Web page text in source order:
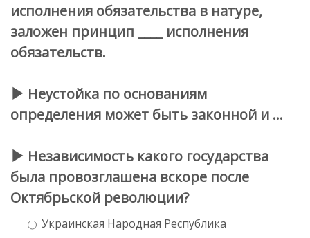
исполнения обязательства в натуре,
заложен принцип ____ исполнения
обязательств.
Неустойка по основаниям
определения может быть законной и …
Независимость какого государства
была провозглашена вскоре после
Октябрьской революции?
Украинская Народная Республика